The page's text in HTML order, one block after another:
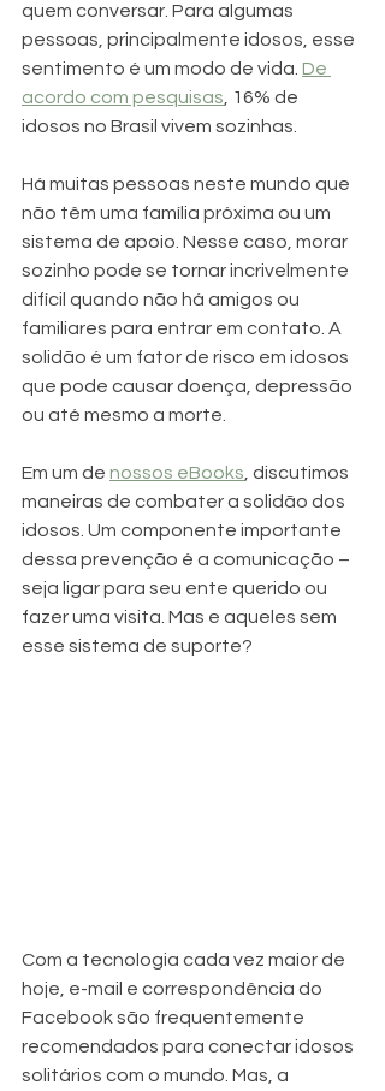
quem conversar. Para algumas
pessoas, principalmente idosos, esse
sentimento é um modo de vida. De
acordo com pesquisas , 16% de
idosos no Brasil vivem sozinhas.
Há muitas pessoas neste mundo que
não têm uma família próxima ou um
sistema de apoio. Nesse caso, morar
sozinho pode se tornar incrivelmente
difícil quando não há amigos ou
familiares para entrar em contato. A
solidão é um fator de risco em idosos
que pode causar doença, depressão
ou até mesmo a morte.
Em um de nossos eBooks , discutimos
maneiras de combater a solidão dos
idosos. Um componente importante
dessa prevenção é a comunicação –
seja ligar para seu ente querido ou
fazer uma visita. Mas e aqueles sem
esse sistema de suporte?
Com a tecnologia cada vez maior de
hoje, e-mail e correspondência do
Facebook são frequentemente
recomendados para conectar idosos
solitários com o mundo. Mas, a